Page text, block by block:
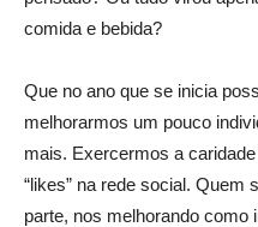
comida e bebida?
Que no ano que se inicia
melhorarmos um pouco
mais. Exercermos a
“likes” na rede social. Quem
parte, nos melhorando